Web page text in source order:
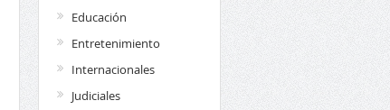
Educación
Entretenimiento
Internacionales
Judiciales